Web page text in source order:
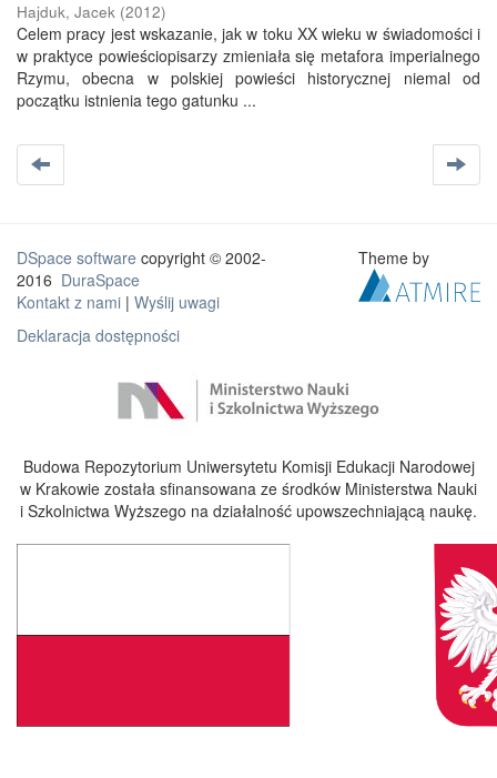
Hajduk, Jacek (2012)
Celem pracy jest wskazanie, jak w toku XX wieku w świadomości i
w praktyce powieściopisarzy zmieniała się metafora imperialnego
Rzymu, obecna w polskiej powieści historycznej niemal od
początku istnienia tego gatunku ...
DSpace software copyright © 2002-
2016 DuraSpace
Kontakt z nami | Wyślij uwagi
Deklaracja dostępności
Theme by
Budowa Repozytorium Uniwersytetu Komisji Edukacji Narodowej
w Krakowie została sfinansowana ze środków Ministerstwa Nauki
i Szkolnictwa Wyższego na działalność upowszechniającą naukę.